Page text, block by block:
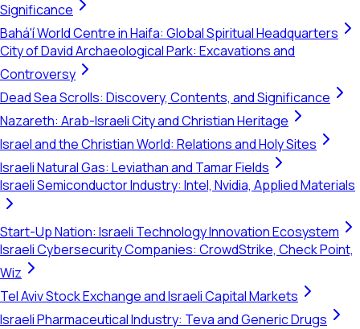
Significance
Bahá'í World Centre in Haifa: Global Spiritual Headquarters
City of David Archaeological Park: Excavations and
Controversy
Dead Sea Scrolls: Discovery, Contents, and Significance
Nazareth: Arab-Israeli City and Christian Heritage
Israel and the Christian World: Relations and Holy Sites
Israeli Natural Gas: Leviathan and Tamar Fields
Israeli Semiconductor Industry: Intel, Nvidia, Applied Materials
Start-Up Nation: Israeli Technology Innovation Ecosystem
Israeli Cybersecurity Companies: CrowdStrike, Check Point,
Wiz
Tel Aviv Stock Exchange and Israeli Capital Markets
Israeli Pharmaceutical Industry: Teva and Generic Drugs